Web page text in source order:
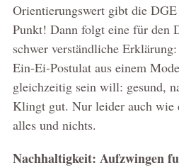
Orientierungswert gibt die
Punkt! Dann folgt eine für den
schwer verständliche
Ein-Ei-Postulat aus einem
gleichzeitig sein will: gesund,
Klingt gut. Nur leider auch wie
alles und nichts.
Nachhaltigkeit: Aufzwingen